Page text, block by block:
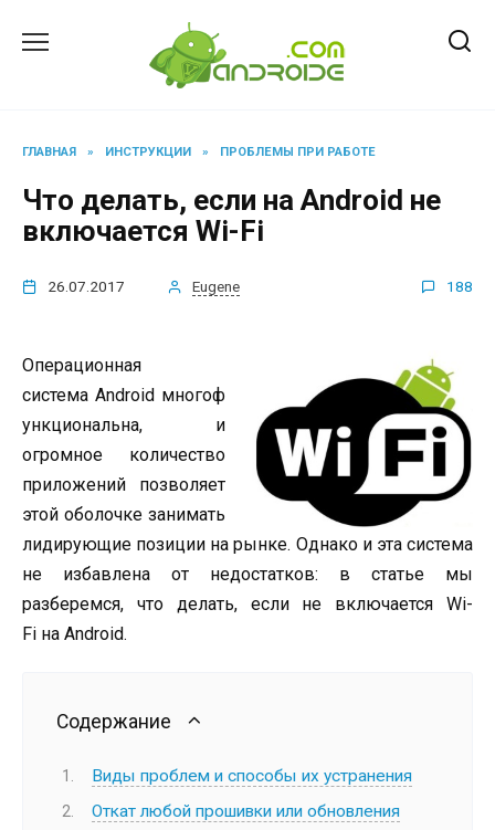
ГЛАВНАЯ » ИНСТРУКЦИИ » ПРОБЛЕМЫ ПРИ РАБОТЕ
Что делать, если на Android не
включается Wi-Fi
26.07.2017 Eugene 188
Операционная
система Android многоф
ункциональна, и
огромное количество
приложений позволяет
этой оболочке занимать
лидирующие позиции на рынке. Однако и эта система
не избавлена от недостатков: в статье мы
разберемся, что делать, если не включается Wi-
Fi на Android.
Содержание
Виды проблем и способы их устранения
Откат любой прошивки или обновления